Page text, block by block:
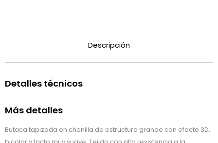
Descripción
Detalles técnicos
Más detalles
Butaca tapizada en chenilla de estructura grande con efecto 3D,